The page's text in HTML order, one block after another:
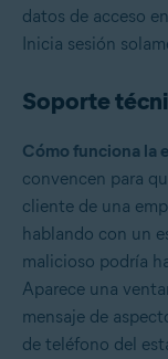
datos de acceso
Inicia sesión
Soporte
Cómo funciona la
convencen para
cliente de una
hablando con un
malicioso podría
Aparece una
mensaje de
de teléfono del